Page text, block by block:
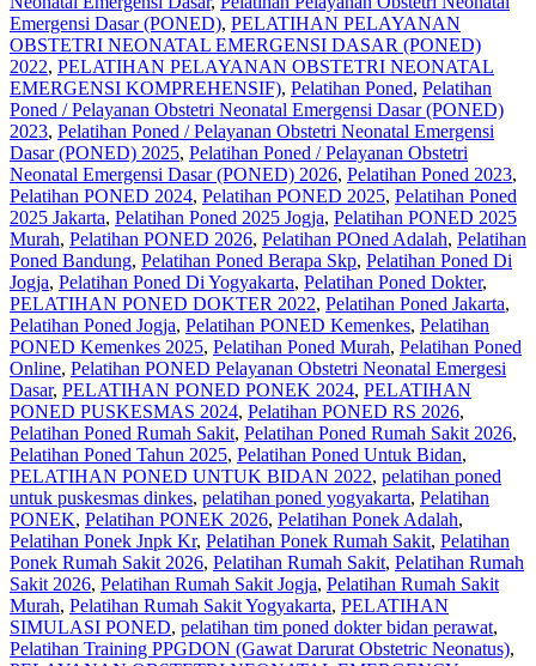
Emergensi Dasar (PONED), PELATIHAN PELAYANAN
OBSTETRI NEONATAL EMERGENSI DASAR (PONED)
2022, PELATIHAN PELAYANAN OBSTETRI NEONATAL
EMERGENSI KOMPREHENSIF), Pelatihan Poned, Pelatihan
Poned / Pelayanan Obstetri Neonatal Emergensi Dasar (PONED)
2023, Pelatihan Poned / Pelayanan Obstetri Neonatal Emergensi
Dasar (PONED) 2025, Pelatihan Poned / Pelayanan Obstetri
Neonatal Emergensi Dasar (PONED) 2026, Pelatihan Poned 2023,
Pelatihan PONED 2024, Pelatihan PONED 2025, Pelatihan Poned
2025 Jakarta, Pelatihan Poned 2025 Jogja, Pelatihan PONED 2025
Murah, Pelatihan PONED 2026, Pelatihan POned Adalah, Pelatihan
Poned Bandung, Pelatihan Poned Berapa Skp, Pelatihan Poned Di
Jogja, Pelatihan Poned Di Yogyakarta, Pelatihan Poned Dokter,
PELATIHAN PONED DOKTER 2022, Pelatihan Poned Jakarta,
Pelatihan Poned Jogja, Pelatihan PONED Kemenkes, Pelatihan
PONED Kemenkes 2025, Pelatihan Poned Murah, Pelatihan Poned
Online, Pelatihan PONED Pelayanan Obstetri Neonatal Emergesi
Dasar, PELATIHAN PONED PONEK 2024, PELATIHAN
PONED PUSKESMAS 2024, Pelatihan PONED RS 2026,
Pelatihan Poned Rumah Sakit, Pelatihan Poned Rumah Sakit 2026,
Pelatihan Poned Tahun 2025, Pelatihan Poned Untuk Bidan,
PELATIHAN PONED UNTUK BIDAN 2022, pelatihan poned
untuk puskesmas dinkes, pelatihan poned yogyakarta, Pelatihan
PONEK, Pelatihan PONEK 2026, Pelatihan Ponek Adalah,
Pelatihan Ponek Jnpk Kr, Pelatihan Ponek Rumah Sakit, Pelatihan
Ponek Rumah Sakit 2026, Pelatihan Rumah Sakit‎, Pelatihan Rumah
Sakit 2026, Pelatihan Rumah Sakit Jogja, Pelatihan Rumah Sakit
Murah, Pelatihan Rumah Sakit Yogyakarta, PELATIHAN
SIMULASI PONED, pelatihan tim poned dokter bidan perawat,
Pelatihan Training PPGDON (Gawat Darurat Obstetric Neonatus),